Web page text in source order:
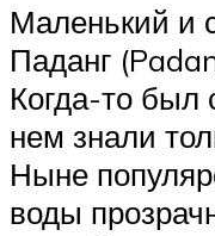
Маленький и
Паданг
Когда-то был
нем знали
Ныне
воды